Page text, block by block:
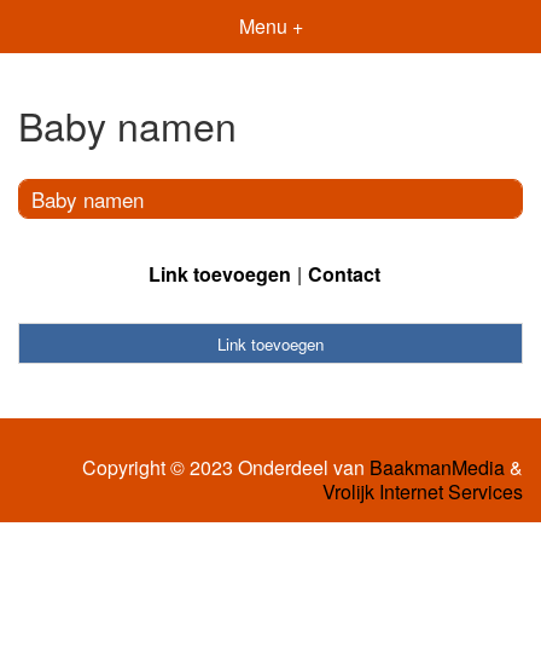
Menu +
Baby namen
Baby namen
Link toevoegen Contact
Link toevoegen
Copyright © 2023 Onderdeel van BaakmanMedia&
Vrolijk Internet Services